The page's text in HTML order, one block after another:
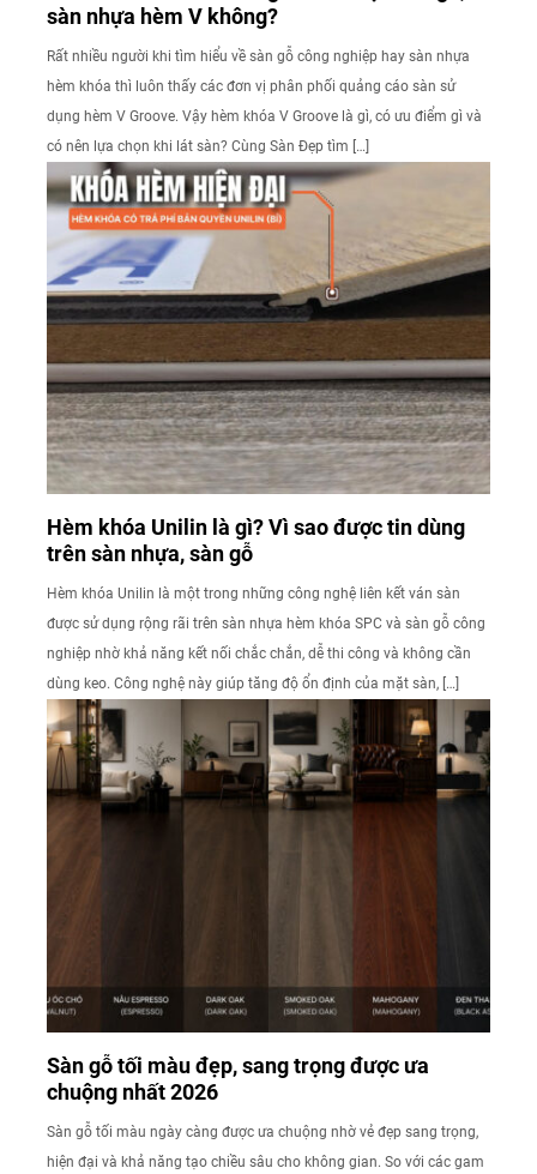
sàn nhựa hèm V không?
Rất nhiều người khi tìm hiểu về sàn gỗ công nghiệp hay sàn nhựa
hèm khóa thì luôn thấy các đơn vị phân phối quảng cáo sàn sử
dụng hèm V Groove. Vậy hèm khóa V Groove là gì, có ưu điểm gì và
có nên lựa chọn khi lát sàn? Cùng Sàn Đẹp tìm […]
Hèm khóa Unilin là gì? Vì sao được tin dùng
trên sàn nhựa, sàn gỗ
Hèm khóa Unilin là một trong những công nghệ liên kết ván sàn
được sử dụng rộng rãi trên sàn nhựa hèm khóa SPC và sàn gỗ công
nghiệp nhờ khả năng kết nối chắc chắn, dễ thi công và không cần
dùng keo. Công nghệ này giúp tăng độ ổn định của mặt sàn, […]
Sàn gỗ tối màu đẹp, sang trọng được ưa
chuộng nhất 2026
Sàn gỗ tối màu ngày càng được ưa chuộng nhờ vẻ đẹp sang trọng,
hiện đại và khả năng tạo chiều sâu cho không gian. So với các gam